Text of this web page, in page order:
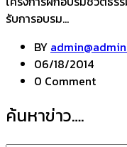
รับการอบรม...
BY
06/18/2014
0 Comment
ค้นหาข่าว….